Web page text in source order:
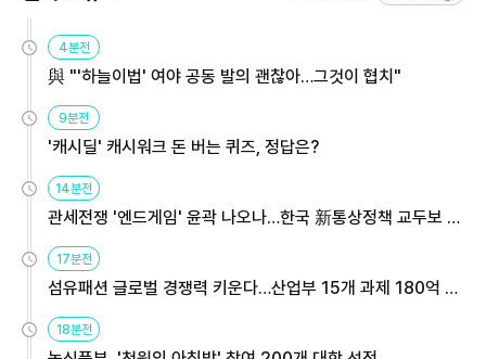
4분전
與 "'하늘이법' 여야 공동 발의 괜찮아…그것이 협치"
9분전
'캐시딜' 캐시워크 돈 버는 퀴즈, 정답은?
14분전
관세전쟁 '엔드게임' 윤곽 나오나…한국 新통상정책 교두보 활
용해야
17분전
섬유패션 글로벌 경쟁력 키운다…산업부 15개 과제 180억 지
원
18분전